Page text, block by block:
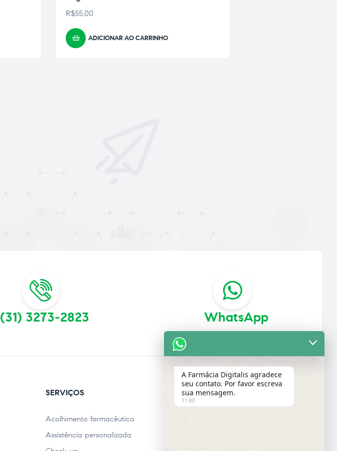
R$55,00
ADICIONAR AO CARRINHO
(31) 3273-2823 WhatsApp
SERVIÇOS
Acolhimento farmacêutico
Assistência personalizada
E-MAIL
A Farmácia Digitalis agradece
seu contato. Por favor escreva
sua mensagem.
11:00